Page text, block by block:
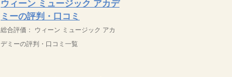
ウィーン ミュージック アカデ
ミーの評判・口コミ
総合評価： ウィーン ミュージック アカ
デミーの評判・口コミ一覧